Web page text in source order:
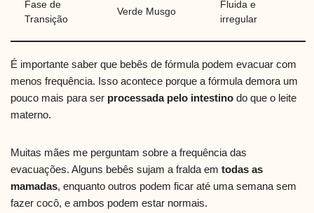
Fase de
Transição
Verde Musgo
Fluida e
irregular
É importante saber que bebês de fórmula podem evacuar com
menos frequência. Isso acontece porque a fórmula demora um
pouco mais para ser processada pelo intestino do que o leite
materno.
Muitas mães me perguntam sobre a frequência das
evacuações. Alguns bebês sujam a fralda em todas as
mamadas, enquanto outros podem ficar até uma semana sem
fazer cocô, e ambos podem estar normais.